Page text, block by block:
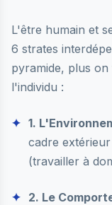
L'être humain et
6 strates
pyramide, plus
l'individu :
1.
cadre
(travailler à
2. Le